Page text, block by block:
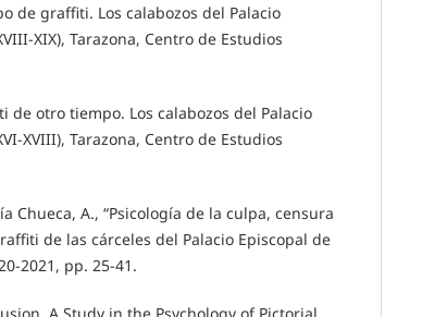
de graffiti. Los calabozos del Palacio
XIX), Tarazona, Centro de Estudios
de otro tiempo. Los calabozos del Palacio
XVIII), Tarazona, Centro de Estudios
Chueca, A., “Psicología de la culpa, censura
de las cárceles del Palacio Episcopal de
2021, pp. 25-41.
A Study in the Psychology of Pictorial